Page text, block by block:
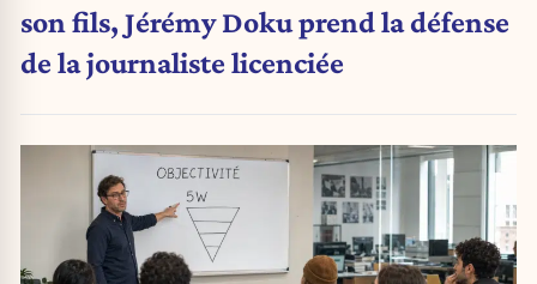
son fils, Jérémy Doku prend la défense
de la journaliste licenciée